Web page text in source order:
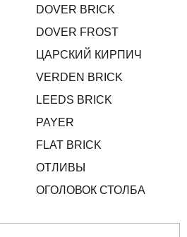
DOVER BRICK
DOVER FROST
ЦАРСКИЙ КИРПИЧ
VERDEN BRICK
LEEDS BRICK
PAYER
FLAT BRICK
ОТЛИВЫ
ОГОЛОВОК СТОЛБА